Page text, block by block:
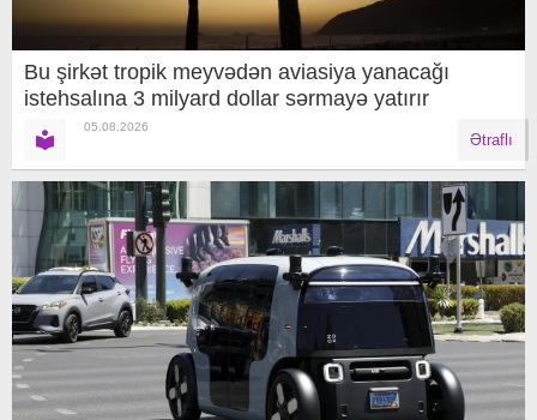
Bu şirkət tropik meyvədən aviasiya yanacağı
istehsalına 3 milyard dollar sərmayə yatırır
05.08.2026
Ətraflı